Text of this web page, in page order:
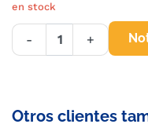
en stock
- +
Otros clientes